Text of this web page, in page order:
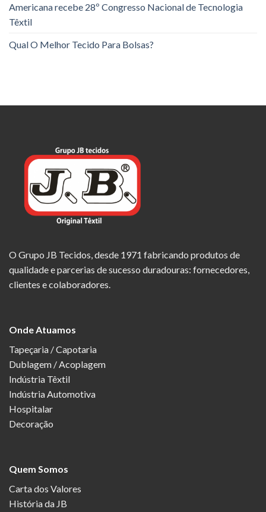
Americana recebe 28º Congresso Nacional de Tecnologia
Têxtil
Qual O Melhor Tecido Para Bolsas?
O Grupo JB Tecidos, desde 1971 fabricando produtos de
qualidade e parcerias de sucesso duradouras: fornecedores,
clientes e colaboradores.
Onde Atuamos
Tapeçaria / Capotaria
Dublagem / Acoplagem
Indústria Têxtil
Indústria Automotiva
Hospitalar
Decoração
Quem Somos
Carta dos Valores
História da JB